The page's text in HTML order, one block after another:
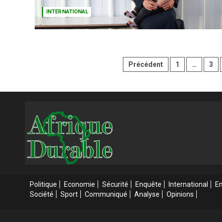
INTERNATIONAL
Pagination
publications
Précédent 1 … 3
Politique Economie Sécurité Enquête International
Société
Sport Communiqué Analyse Opinions